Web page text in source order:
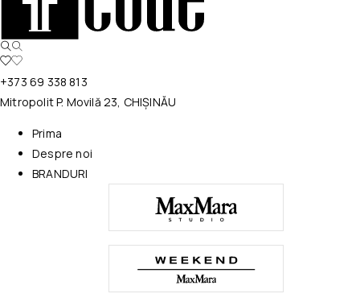
+373 69 338 813
Mitropolit P. Movilă 23, CHIȘINĂU
Prima
Despre noi
BRANDURI